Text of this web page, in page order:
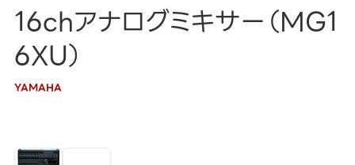
16chアナログミキサー（MG1
6XU）
YAMAHA